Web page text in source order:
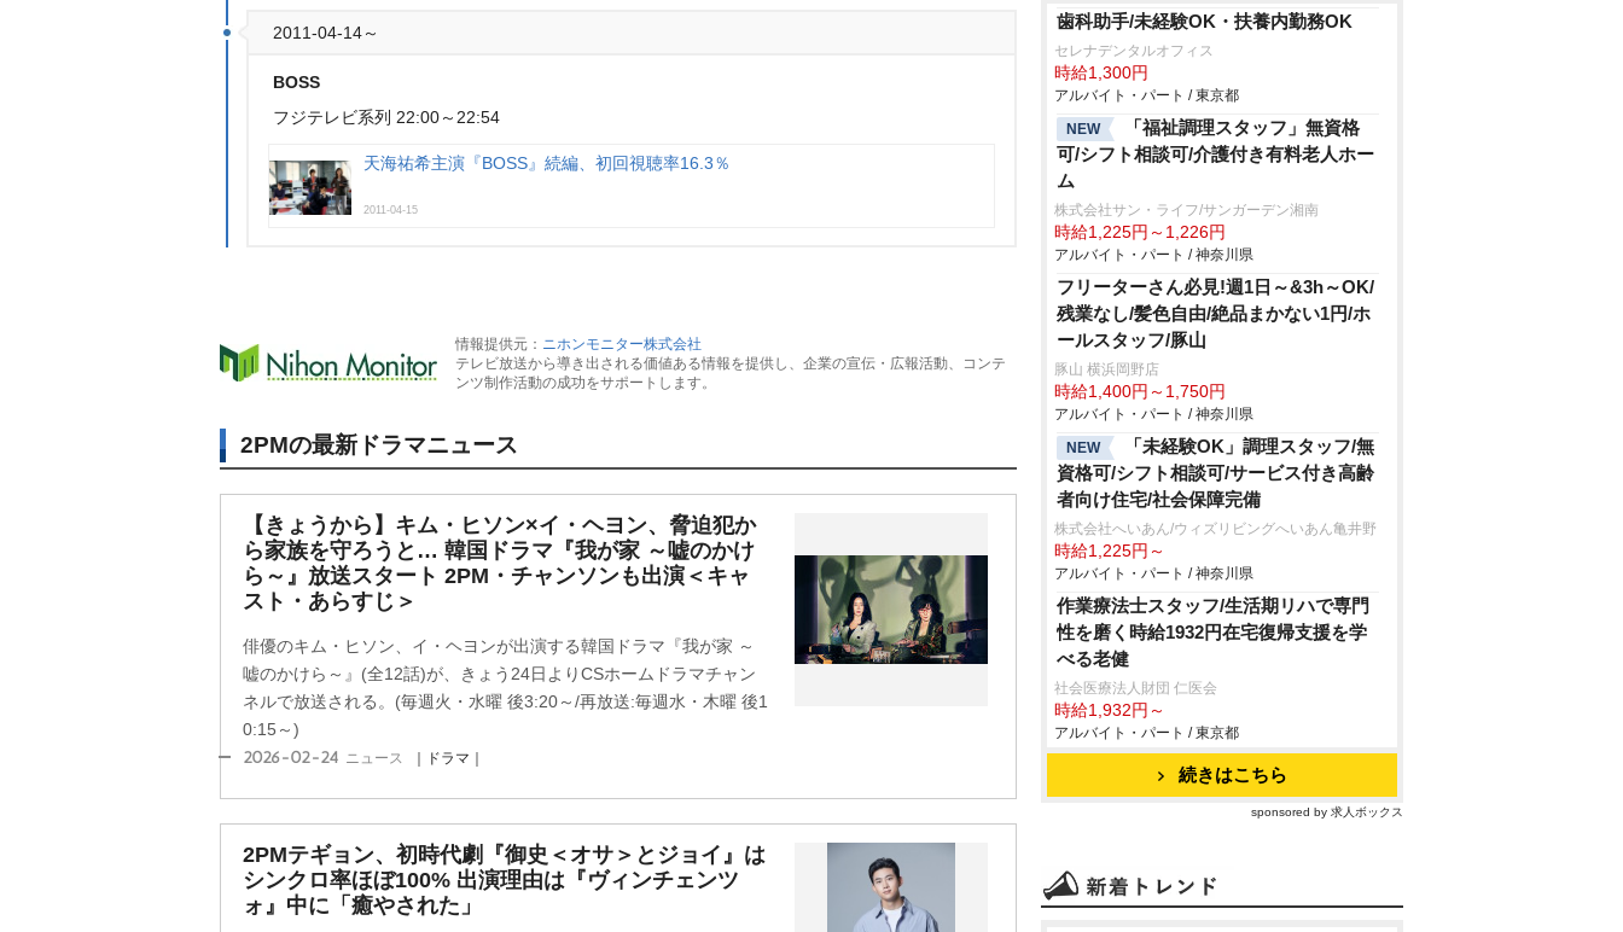
2011-04-14～
BOSS
フジテレビ系列 22:00～22:54
天海祐希主演『BOSS』続編、初回視聴率16.3％
2011-04-15
情報提供元： ニホンモニター株式会社
テレビ放送から導き出される価値ある情報を提供し、企業の宣伝・広報活動、コンテ
ンツ制作活動の成功をサポートします。
2PMの最新ドラマニュース
【きょうから】キム・ヒソン×イ・ヘヨン、脅迫犯か
ら家族を守ろうと… 韓国ドラマ『我が家 ～嘘のかけ
ら～』放送スタート 2PM・チャンソンも出演＜キャ
スト・あらすじ＞
俳優のキム・ヒソン、イ・ヘヨンが出演する韓国ドラマ『我が家 ～
嘘のかけら～』(全12話)が、きょう24日よりCSホームドラマチャン
ネルで放送される。(毎週火・水曜 後3:20～/再放送:毎週水・木曜 後1
0:15～)
2026-02-24 ニュース ｜ドラマ｜
2PMテギョン、初時代劇『御史＜オサ＞とジョイ』は
シンクロ率ほぼ100% 出演理由は『ヴィンチェンツ
ォ』中に「癒やされた」
歯科助手/未経験OK・扶養内勤務OK
セレナデンタルオフィス
時給1,300円
アルバイト・パート / 東京都
NEW
「福祉調理スタッフ」無資格
可/シフト相談可/介護付き有料老人ホー
ム
株式会社サン・ライフ/サンガーデン湘南
時給1,225円～1,226円
アルバイト・パート / 神奈川県
フリーターさん必見!週1日～&3h～OK/
残業なし/髪色自由/絶品まかない1円/ホ
ールスタッフ/豚山
豚山 横浜岡野店
時給1,400円～1,750円
アルバイト・パート / 神奈川県
NEW
「未経験OK」調理スタッフ/無
資格可/シフト相談可/サービス付き高齢
者向け住宅/社会保障完備
株式会社へいあん/ウィズリビングへいあん亀井野
時給1,225円～
アルバイト・パート / 神奈川県
作業療法士スタッフ/生活期リハで専門
性を磨く時給1932円在宅復帰支援を学
べる老健
社会医療法人財団 仁医会
時給1,932円～
アルバイト・パート / 東京都
続きはこちら
sponsored by 求人ボックス